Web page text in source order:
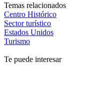
Temas relacionados
Centro Histórico
Sector turístico
Estados Unidos
Turismo
Te puede interesar